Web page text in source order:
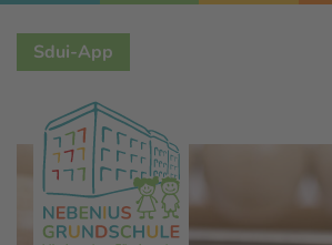
Direkt
zum
Sdui-App